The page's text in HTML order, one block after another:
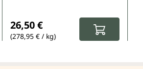
26,50 €
(278,95 € / kg)